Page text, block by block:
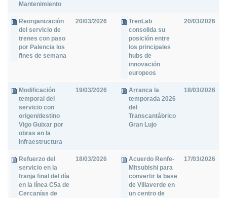
Mantenimiento
Reorganización
del servicio de
trenes con paso
por Palencia los
fines de semana
20/03/2026
TrenLab
consolida su
posición entre
los principales
hubs de
innovación
europeos
20/03/2026
Modificación
temporal del
servicio con
origen/destino
Vigo Guixar por
obras en la
infraestructura
19/03/2026
Arranca la
temporada 2026
del
Transcantábrico
Gran Lujo
18/03/2026
Refuerzo del
servicio en la
franja final del día
en la línea C5a de
Cercanías de
18/03/2026
Acuerdo Renfe-
Mitsubishi para
convertir la base
de Villaverde en
un centro de
17/03/2026